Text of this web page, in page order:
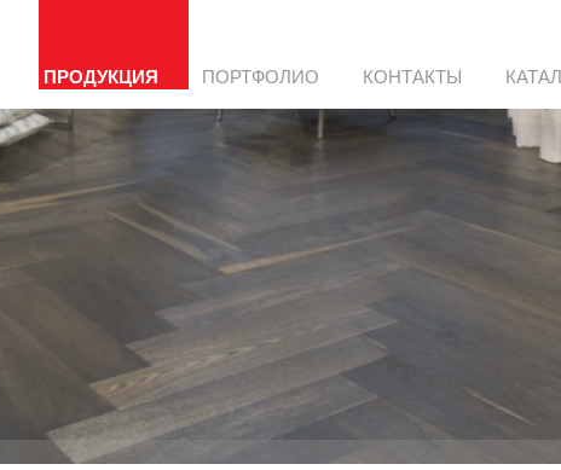
ПРОДУКЦИЯ ПОРТФОЛИО КОНТАКТЫ